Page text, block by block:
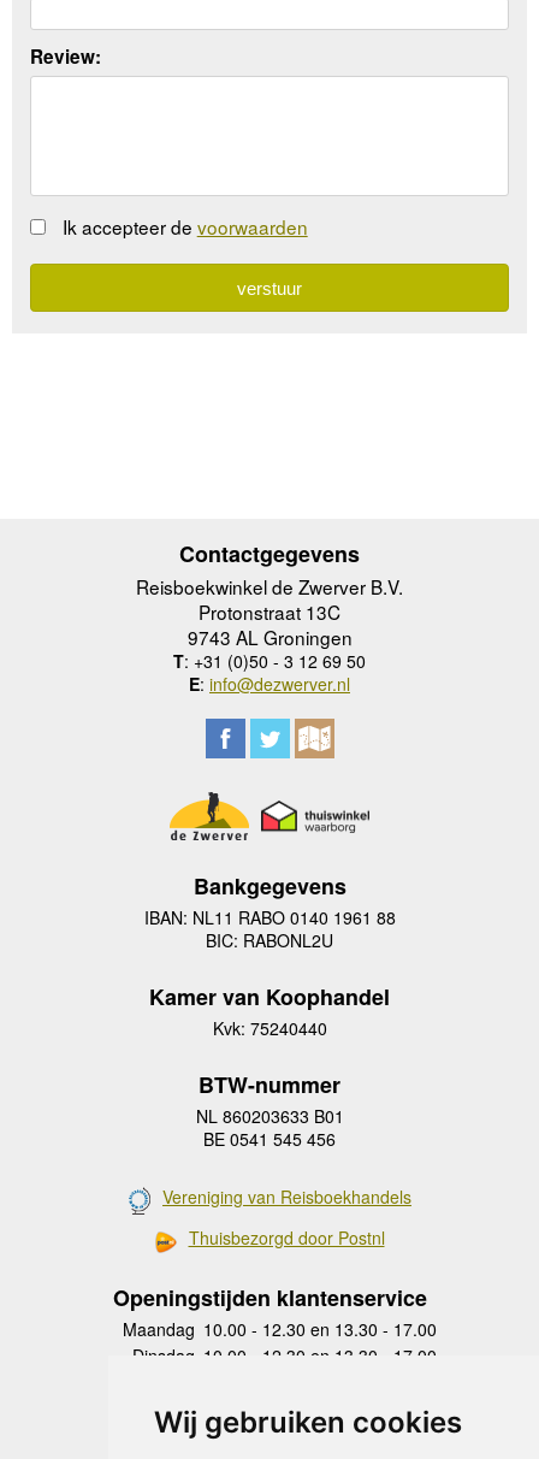
Wij gebruiken cookies
Review:
Ik accepteer de voorwaarden
Contactgegevens
Reisboekwinkel de Zwerver B.V.
Protonstraat 13C
9743 AL Groningen
T: +31 (0)50 - 3 12 69 50
E: info@dezwerver.nl
Bankgegevens
IBAN: NL11 RABO 0140 1961 88
BIC: RABONL2U
Kamer van Koophandel
Kvk: 75240440
BTW-nummer
NL 860203633 B01
BE 0541 545 456
Vereniging van Reisboekhandels
Thuisbezorgd door Postnl
Openingstijden klantenservice
Maandag 10.00 - 12.30 en 13.30 - 17.00
Dinsdag 10.00 - 12.30 en 13.30 - 17.00
Donderdag
10.00 - 12.30 en 13.30 - 17.00
Vrijdag 10.00 - 12.30 en 13.30 - 17.00